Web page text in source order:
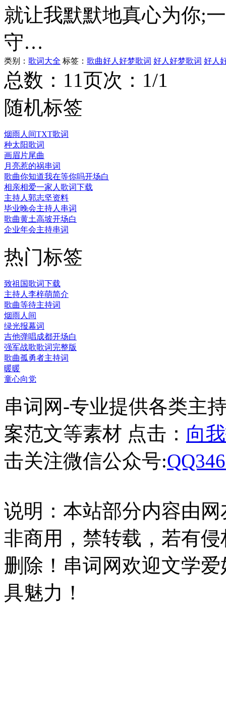
就让我默默地真心为你;
守…
类别： 歌词大全 标签： 歌曲好人好梦歌词 好人好梦歌词 好人
总数：11页次：1/1
随机标签
烟雨人间TXT歌词
种太阳歌词
画眉片尾曲
月亮惹的祸串词
歌曲你知道我在等你吗开场白
相亲相爱一家人歌词下载
主持人郭志坚资料
毕业晚会主持人串词
歌曲黄土高坡开场白
企业年会主持串词
热门标签
致祖国歌词下载
主持人李梓萌简介
歌曲等待主持词
烟雨人间
绿光报幕词
吉他弹唱成都开场白
强军战歌歌词完整版
歌曲孤勇者主持词
暖暖
童心向党
串词网-专业提供各类主
案范文等素材 点击： 向
击关注微信公众号:
说明：本站部分内容由
非商用，禁转载，若有
删除！串词网欢迎文学
具魅力！